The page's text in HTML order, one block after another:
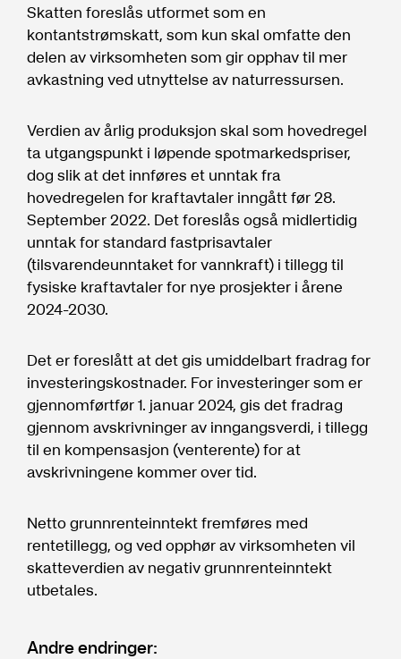
Skatten foreslås utformet som en
kontantstrømskatt, som kun skal omfatte den
delen av virksomheten som gir opphav til mer
avkastning ved utnyttelse av naturressursen.
Verdien av årlig produksjon skal som hovedregel
ta utgangspunkt i løpende spotmarkedspriser,
dog slik at det innføres et unntak fra
hovedregelen for kraftavtaler inngått før 28.
September 2022. Det foreslås også midlertidig
unntak for standard fastprisavtaler
(tilsvarendeunntaket for vannkraft) i tillegg til
fysiske kraftavtaler for nye prosjekter i årene
2024-2030.
Det er foreslått at det gis umiddelbart fradrag for
investeringskostnader. For investeringer som er
gjennomførtfør 1. januar 2024, gis det fradrag
gjennom avskrivninger av inngangsverdi, i tillegg
til en kompensasjon (venterente) for at
avskrivningene kommer over tid.
Netto grunnrenteinntekt fremføres med
rentetillegg, og ved opphør av virksomheten vil
skatteverdien av negativ grunnrenteinntekt
utbetales.
Andre endringer: